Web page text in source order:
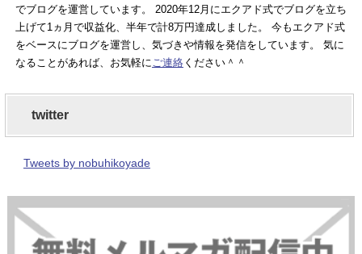
でブログを運営しています。 2020年12月にエクアド式でブログを立ち
上げて1ヵ月で収益化、半年で計8万円達成しました。 今もエクアド式
をベースにブログを運営し、気づきや情報を発信をしています。 気に
なることがあれば、お気軽にご連絡ください＾＾
twitter
Tweets by nobuhikoyade